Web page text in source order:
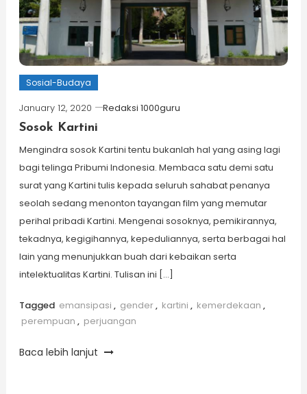
Sosial-Budaya
January 12, 2020
Redaksi 1000guru
Sosok Kartini
Mengindra sosok Kartini tentu bukanlah hal yang asing lagi
bagi telinga Pribumi Indonesia. Membaca satu demi satu
surat yang Kartini tulis kepada seluruh sahabat penanya
seolah sedang menonton tayangan film yang memutar
perihal pribadi Kartini. Mengenai sosoknya, pemikirannya,
tekadnya, kegigihannya, kepeduliannya, serta berbagai hal
lain yang menunjukkan buah dari kebaikan serta
intelektualitas Kartini. Tulisan ini […]
Tagged emansipasi , gender, kartini , kemerdekaan ,
perempuan , perjuangan
Baca lebih lanjut